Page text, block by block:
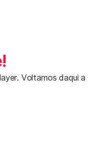
Voltamos daqui a